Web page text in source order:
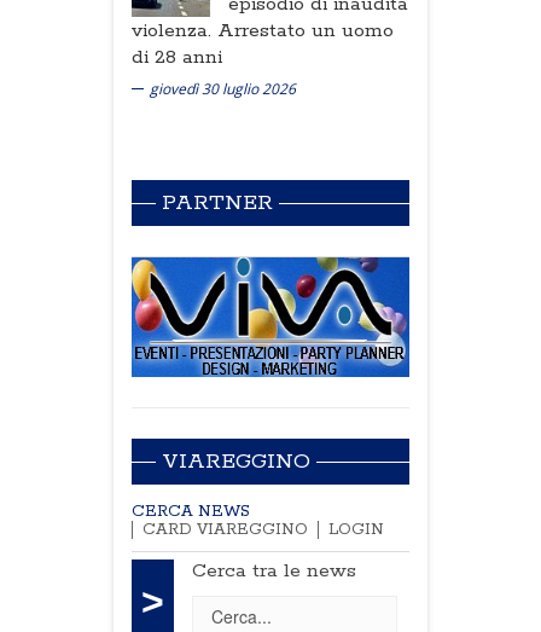
violenza. Arrestato un uomo
di 28 anni
giovedì 30 luglio 2026
PARTNER
VIAREGGINO
CERCA NEWS
CARD VIAREGGINO
LOGIN
>
Cerca tra le news